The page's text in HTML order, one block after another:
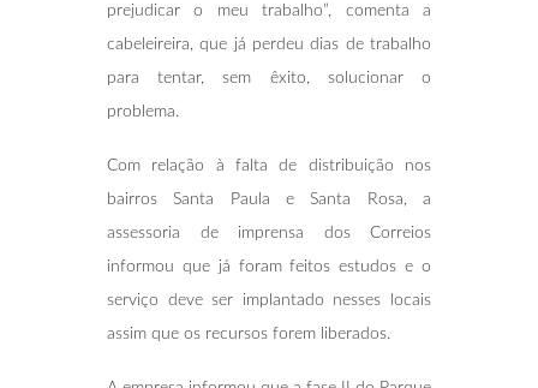
prejudicar o meu trabalho”, comenta a
cabeleireira, que já perdeu dias de trabalho
para tentar, sem êxito, solucionar o
problema.
Com relação à falta de distribuição nos
bairros Santa Paula e Santa Rosa, a
assessoria de imprensa dos Correios
informou que já foram feitos estudos e o
serviço deve ser implantado nesses locais
assim que os recursos forem liberados.